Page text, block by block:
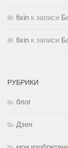
fixin к записи
fixin к записи
РУБРИКИ
блог
Дзен